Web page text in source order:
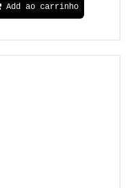
Add ao carrinho